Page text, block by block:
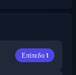
Επίπεδο 1